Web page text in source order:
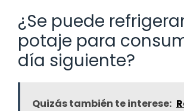
¿Se puede
potaje para
día siguiente?
Quizás también te interese: